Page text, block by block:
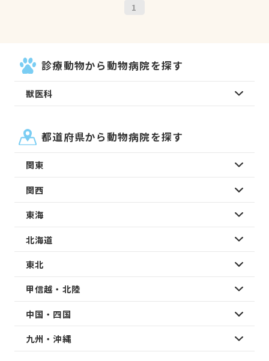
1
診療動物から動物病院を探す
獣医科
都道府県から動物病院を探す
関東
関西
東海
北海道
東北
甲信越・北陸
中国・四国
九州・沖縄